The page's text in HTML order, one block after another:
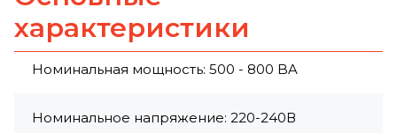
характеристики
Номинальная мощность: 500 - 800 BA
Номинальное напряжение: 220-240В